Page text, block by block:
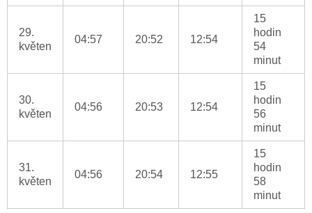
29.
květen
04:57 20:52 12:54
15
hodin
54
minut
30.
květen
04:56 20:53 12:54
15
hodin
56
minut
31.
květen
04:56 20:54 12:55
15
hodin
58
minut